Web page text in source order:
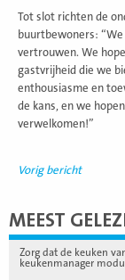
Tot slot richten de
buurtbewoners:
vertrouwen. We
gastvrijheid die we
enthousiasme en
de kans, en we
verwelkomen!”
Vorig bericht
MEEST
Zorg dat de keuken
keukenmanager